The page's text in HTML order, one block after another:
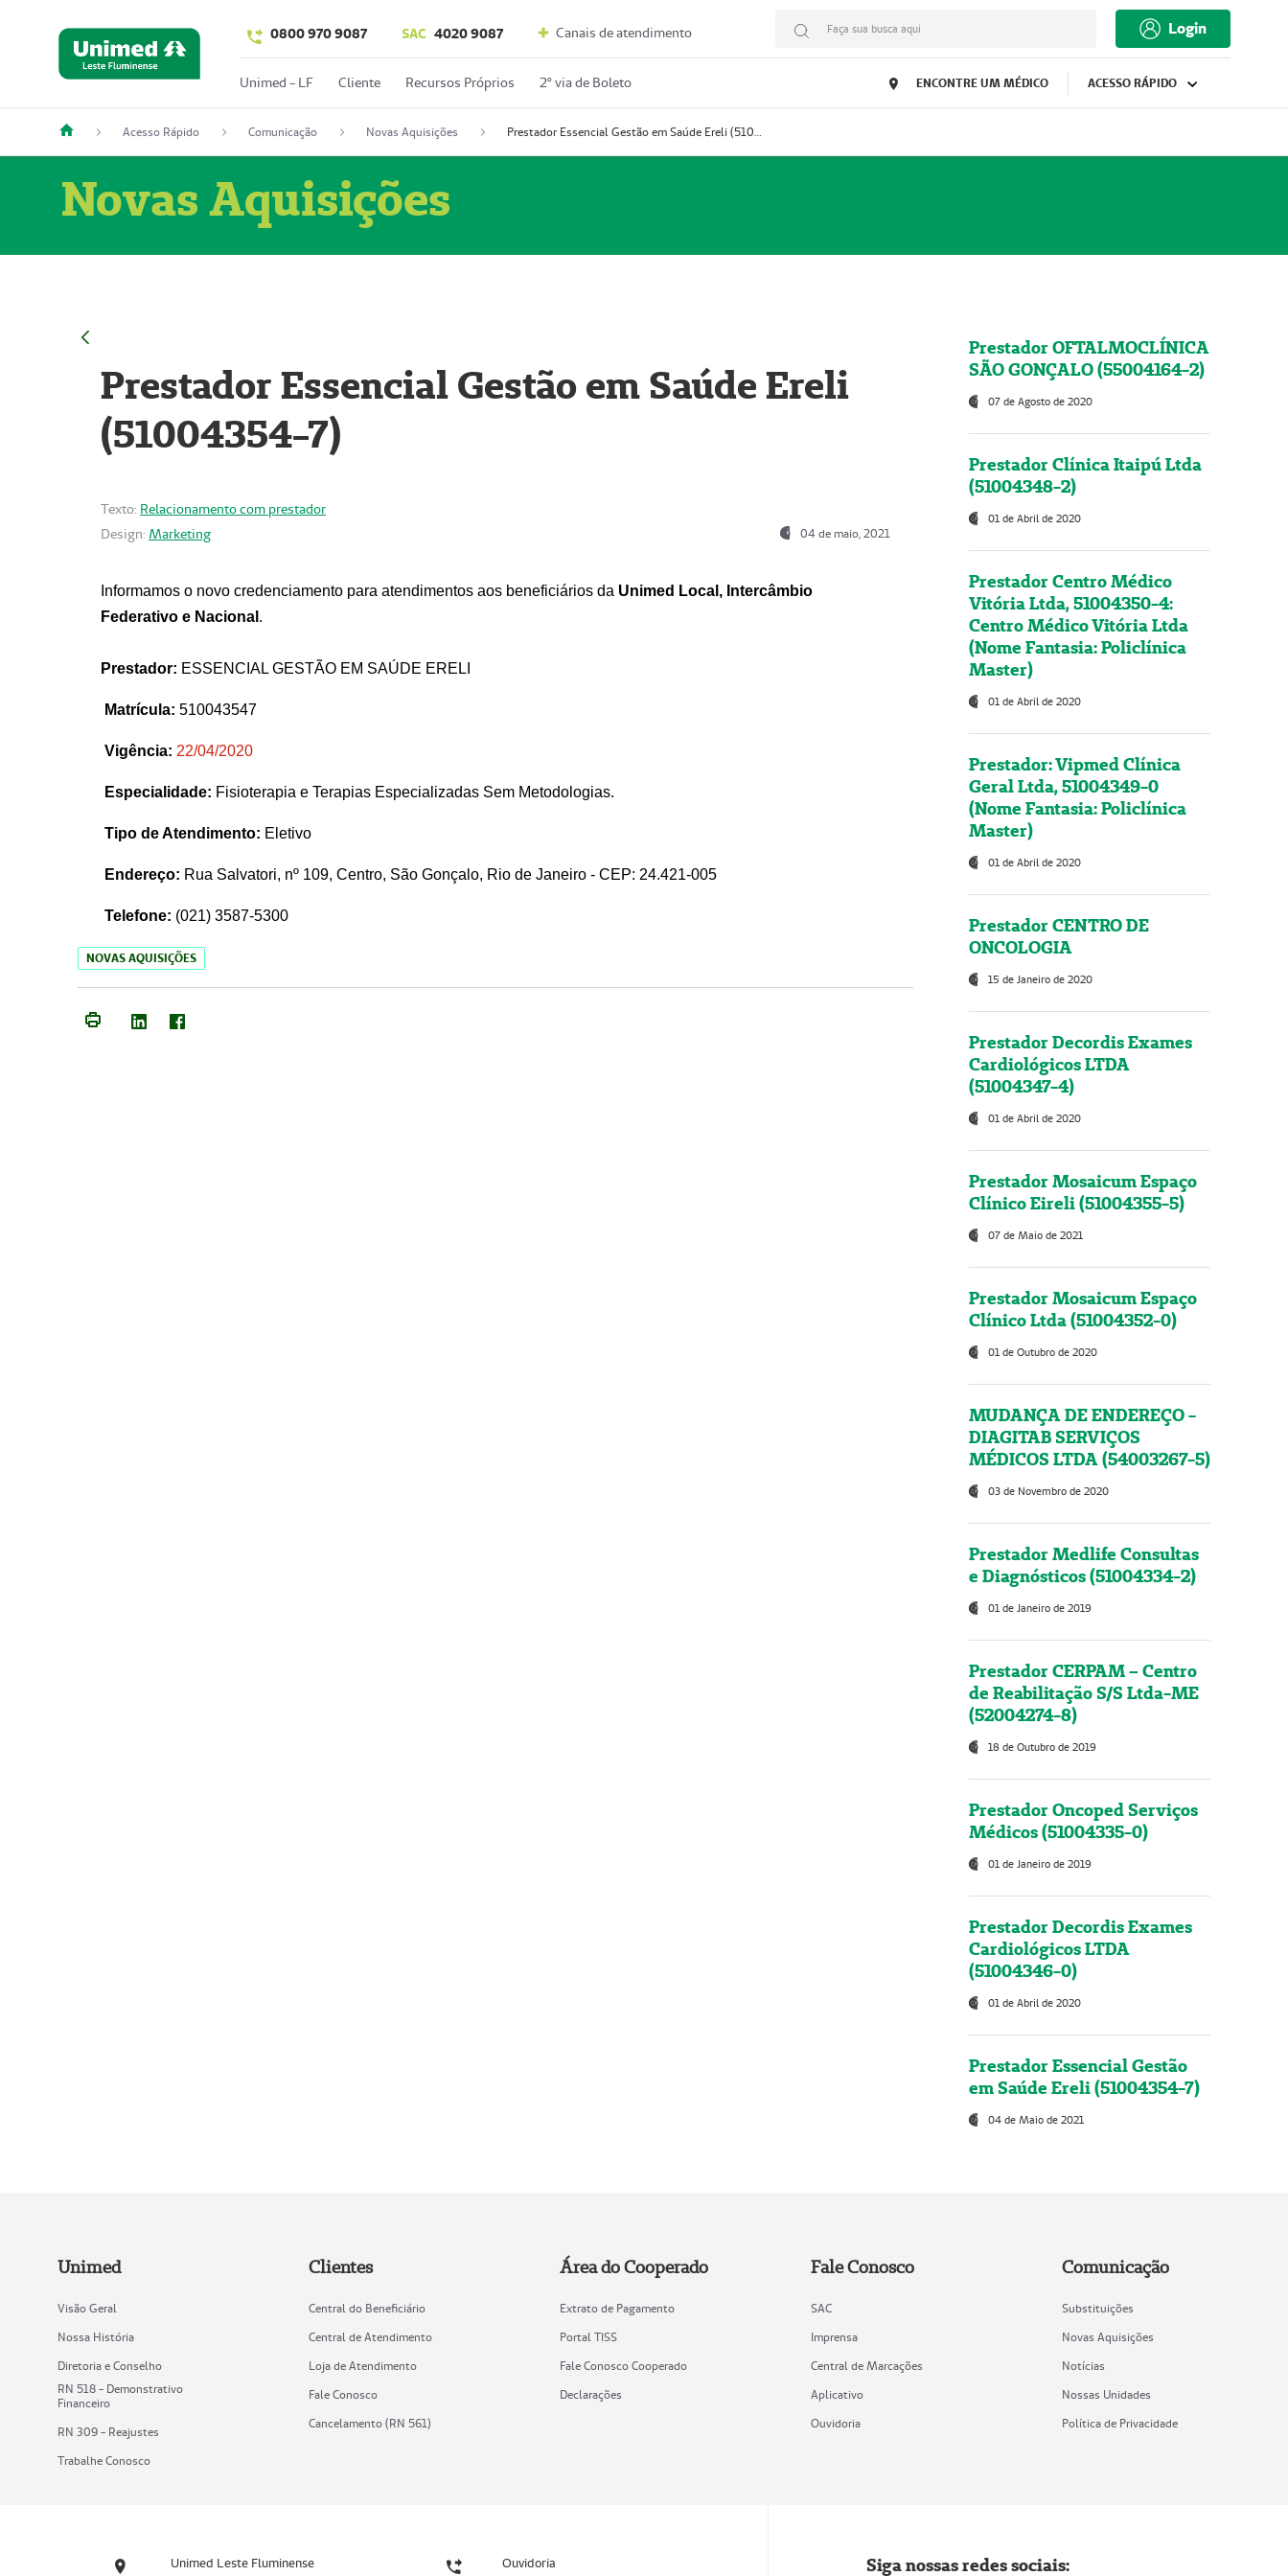
0800 970 9087 SAC 4020 9087 Canais de atendimento Faça sua busca aqui Login
Unimed - LF Cliente Recursos Próprios 2º via de Boleto ENCONTRE UM MÉDICO ACESSO RÁPIDO
Acesso Rápido Comunicação Novas Aquisições Prestador Essencial Gestão em Saúde Ereli (51004354-7)
Novas Aquisições
Prestador Essencial Gestão em Saúde Ereli
(51004354-7)
Texto: Relacionamento com prestador
Design: Marketing 04 de maio, 2021
Informamos o novo credenciamento para atendimentos aos beneficiários da Unimed Local, Intercâmbio
Federativo e Nacional .
Prestador: ESSENCIAL GESTÃO EM SAÚDE ERELI
Matrícula: 510043547
Vigência: 22/04/2020
Especialidade: Fisioterapia e Terapias Especializadas Sem Metodologias.
Tipo de Atendimento: Eletivo
Endereço: Rua Salvatori, nº 109, Centro, São Gonçalo, Rio de Janeiro - CEP: 24.421-005
Telefone: (021) 3587-5300
NOVAS AQUISIÇÕES
Prestador OFTALMOCLÍNICA
SÃO GONÇALO (55004164-2)
07 de Agosto de 2020
Prestador Clínica Itaipú Ltda
(51004348-2)
01 de Abril de 2020
Prestador Centro Médico
Vitória Ltda, 51004350-4:
Centro Médico Vitória Ltda
(Nome Fantasia: Policlínica
Master)
01 de Abril de 2020
Prestador: Vipmed Clínica
Geral Ltda, 51004349-0
(Nome Fantasia: Policlínica
Master)
01 de Abril de 2020
Prestador CENTRO DE
ONCOLOGIA
15 de Janeiro de 2020
Prestador Decordis Exames
Cardiológicos LTDA
(51004347-4)
01 de Abril de 2020
Prestador Mosaicum Espaço
Clínico Eireli (51004355-5)
07 de Maio de 2021
Prestador Mosaicum Espaço
Clínico Ltda (51004352-0)
01 de Outubro de 2020
MUDANÇA DE ENDEREÇO -
DIAGITAB SERVIÇOS
MÉDICOS LTDA (54003267-5)
03 de Novembro de 2020
Prestador Medlife Consultas
e Diagnósticos (51004334-2)
01 de Janeiro de 2019
Prestador CERPAM – Centro
de Reabilitação S/S Ltda-ME
(52004274-8)
18 de Outubro de 2019
Prestador Oncoped Serviços
Médicos (51004335-0)
01 de Janeiro de 2019
Prestador Decordis Exames
Cardiológicos LTDA
(51004346-0)
01 de Abril de 2020
Prestador Essencial Gestão
em Saúde Ereli (51004354-7)
04 de Maio de 2021
Unimed
Visão Geral
Nossa História
Diretoria e Conselho
RN 518 - Demonstrativo
Financeiro
RN 309 - Reajustes
Trabalhe Conosco
Clientes
Central do Beneficiário
Central de Atendimento
Loja de Atendimento
Fale Conosco
Cancelamento (RN 561)
Área do Cooperado
Extrato de Pagamento
Portal TISS
Fale Conosco Cooperado
Declarações
Fale Conosco
SAC
Imprensa
Central de Marcações
Aplicativo
Ouvidoria
Comunicação
Substituições
Novas Aquisições
Notícias
Nossas Unidades
Política de Privacidade
Unimed Leste Fluminense Ouvidoria Siga nossas redes sociais: